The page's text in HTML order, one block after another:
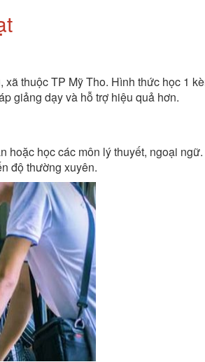
thuộc TP Mỹ Tho. Hình thức học 1
giảng dạy và hỗ trợ hiệu quả hơn.
hoặc học các môn lý thuyết, ngoại
độ thường xuyên.